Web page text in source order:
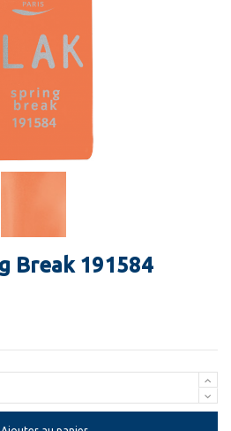
Break 191584